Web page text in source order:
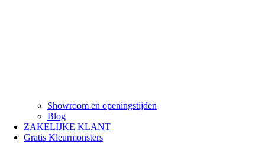
Showroom en openingstijden
Blog
ZAKELIJKE KLANT
Gratis Kleurmonsters